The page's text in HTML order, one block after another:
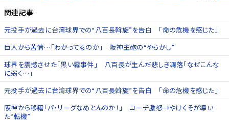
関連記事
元投手が過去に台湾球界での“八百長斡旋”を告白 「命の危機を感じた」
巨人から苦情…「わかってるのか」 阪神主砲の“やらかし”
球界を震撼させた「黒い霧事件」 八百長が生んだ悲しき凋落「なぜこんな
に弱く…」
元投手が過去に台湾球界での“八百長斡旋”を告白 「命の危機を感じた」
阪神から移籍「パ・リーグなめとんのか！」 コーチ激怒→やけくそが導い
た“転機”